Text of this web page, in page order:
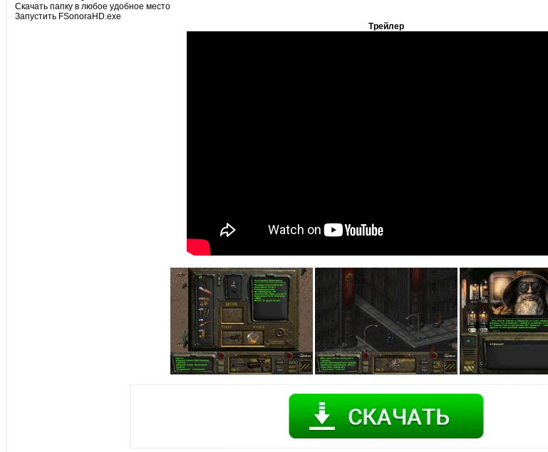
Скачать папку в любое удобное место
Запустить FSonoraHD.exe
Трейлер